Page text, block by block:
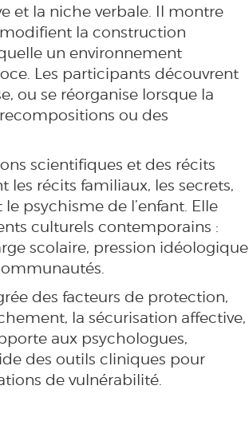
et la niche verbale. Il montre
la construction
un environnement
Les participants découvrent
ou se réorganise lorsque la
ou des
scientifiques et des récits
récits familiaux, les secrets,
psychisme de l’enfant. Elle
culturels contemporains :
scolaire, pression idéologique
des facteurs de protection,
la sécurisation affective,
aux psychologues,
des outils cliniques pour
de vulnérabilité.